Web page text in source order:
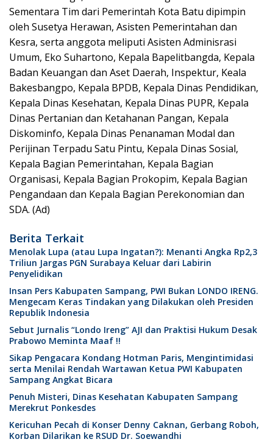
Sementara Tim dari Pemerintah Kota Batu dipimpin
oleh Susetya Herawan, Asisten Pemerintahan dan
Kesra, serta anggota meliputi Asisten Adminisrasi
Umum, Eko Suhartono, Kepala Bapelitbangda, Kepala
Badan Keuangan dan Aset Daerah, Inspektur, Keala
Bakesbangpo, Kepala BPDB, Kepala Dinas Pendidikan,
Kepala Dinas Kesehatan, Kepala Dinas PUPR, Kepala
Dinas Pertanian dan Ketahanan Pangan, Kepala
Diskominfo, Kepala Dinas Penanaman Modal dan
Perijinan Terpadu Satu Pintu, Kepala Dinas Sosial,
Kepala Bagian Pemerintahan, Kepala Bagian
Organisasi, Kepala Bagian Prokopim, Kepala Bagian
Pengandaan dan Kepala Bagian Perekonomian dan
SDA. (Ad)
Berita Terkait
Menolak Lupa (atau Lupa Ingatan?): Menanti Angka Rp2,3
Triliun Jargas PGN Surabaya Keluar dari Labirin
Penyelidikan
Insan Pers Kabupaten Sampang, PWI Bukan LONDO IRENG.
Mengecam Keras Tindakan yang Dilakukan oleh Presiden
Republik Indonesia
Sebut Jurnalis “Londo Ireng” AJI dan Praktisi Hukum Desak
Prabowo Meminta Maaf !!
Sikap Pengacara Kondang Hotman Paris, Mengintimidasi
serta Menilai Rendah Wartawan Ketua PWI Kabupaten
Sampang Angkat Bicara
Penuh Misteri, Dinas Kesehatan Kabupaten Sampang
Merekrut Ponkesdes
Kericuhan Pecah di Konser Denny Caknan, Gerbang Roboh,
Korban Dilarikan ke RSUD Dr. Soewandhi